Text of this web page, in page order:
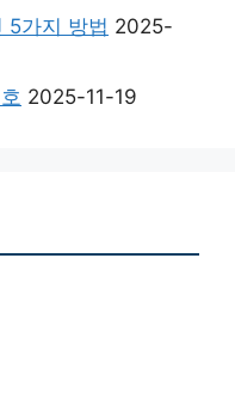
5가지 방법 2025-
2025-11-19